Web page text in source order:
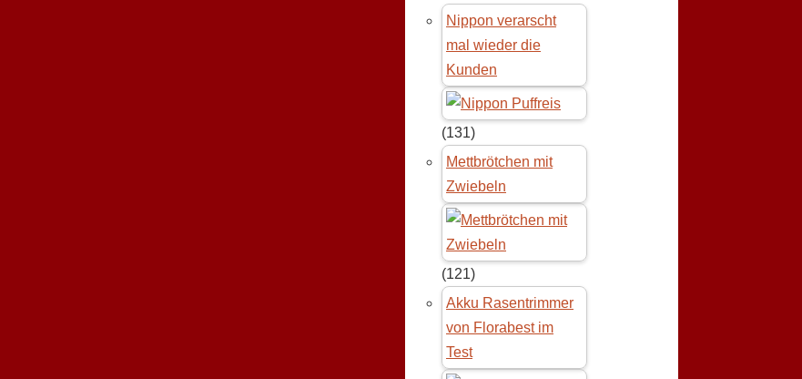
Nippon verarscht
mal wieder die
Kunden
(131)
Mettbrötchen mit
Zwiebeln
(121)
Akku Rasentrimmer
von Florabest im
Test